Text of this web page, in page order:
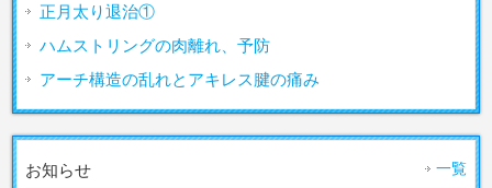
正月太り退治①
ハムストリングの肉離れ、予防
アーチ構造の乱れとアキレス腱の痛み
お知らせ 一覧